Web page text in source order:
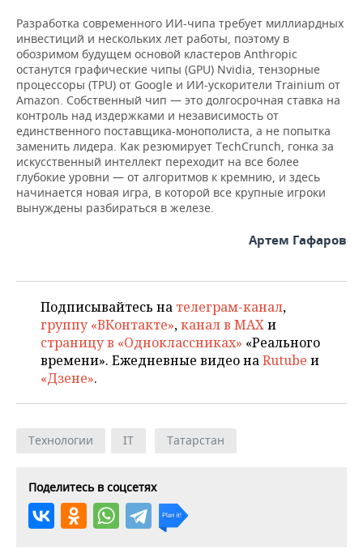
Разработка современного ИИ-чипа требует миллиардных
инвестиций и нескольких лет работы, поэтому в
обозримом будущем основой кластеров Anthropic
останутся графические чипы (GPU) Nvidia, тензорные
процессоры (TPU) от Google и ИИ-ускорители Trainium от
Amazon. Собственный чип — это долгосрочная ставка на
контроль над издержками и независимость от
единственного поставщика-монополиста, а не попытка
заменить лидера. Как резюмирует TechCrunch, гонка за
искусственный интеллект переходит на все более
глубокие уровни — от алгоритмов к кремнию, и здесь
начинается новая игра, в которой все крупные игроки
вынуждены разбираться в железе.
Артем Гафаров
Подписывайтесь на телеграм-канал,
группу «ВКонтакте»,канал в MAXи
страницу в «Одноклассниках» «Реального
времени». Ежедневные видео наRutube и
«Дзене».
Технологии IT Татарстан
Поделитесь в соцсетях